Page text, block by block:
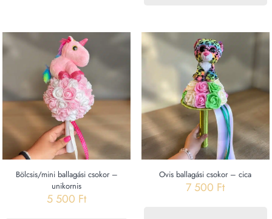
Bölcsis/mini ballagási csokor –
unikornis
5 500 Ft
Ovis ballagási csokor – cica
7 500 Ft